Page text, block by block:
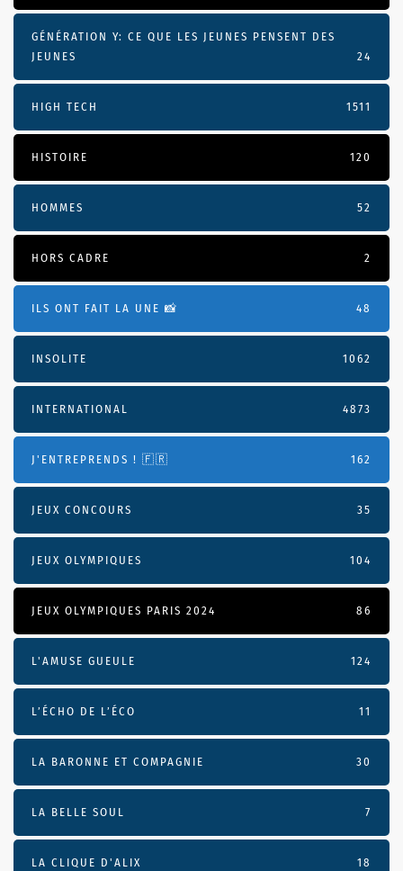
GÉNÉRATION Y: CE QUE LES JEUNES PENSENT DES
JEUNES
24
HIGH TECH 1511
HISTOIRE 120
HOMMES 52
HORS CADRE 2
ILS ONT FAIT LA UNE 📸 48
INSOLITE 1062
INTERNATIONAL 4873
J'ENTREPRENDS ! 🇫🇷 162
JEUX CONCOURS 35
JEUX OLYMPIQUES 104
JEUX OLYMPIQUES PARIS 2024 86
L'AMUSE GUEULE 124
L’ÉCHO DE L’ÉCO 11
LA BARONNE ET COMPAGNIE 30
LA BELLE SOUL 7
LA CLIQUE D'ALIX 18